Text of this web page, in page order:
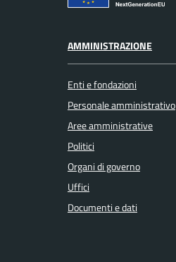
AMMINISTRAZIONE
Enti e fondazioni
Personale amministrativo
Aree amministrative
Politici
Organi di governo
Uffici
Documenti e dati